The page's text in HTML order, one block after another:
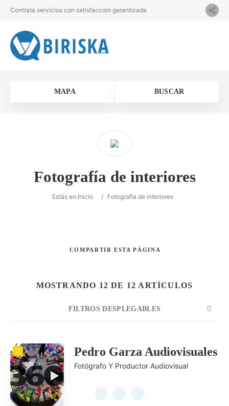
Contrata servicios con satisfacción garantizada
MAPA BUSCAR
Buscar
Fotografía de interiores
Estás en:Inicio / Fotografía de interiores
COMPARTIR ESTA PÁGINA
MOSTRANDO 12 DE 12 ARTÍCULOS
FILTROS DESPLEGABLES
CUENTA
Pedro Garza Audiovisuales
Fotógrafo Y Productor Audiovisual